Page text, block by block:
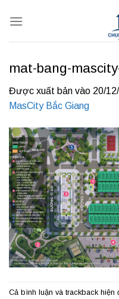
qua
mat-bang-
Được xuất bản vào 20/
MasCity Bắc Giang
Cả bình luận và trackback hiện